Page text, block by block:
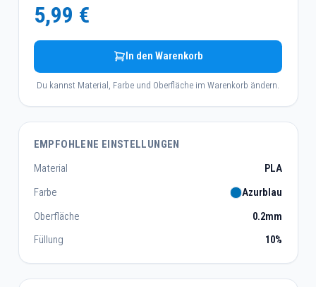
5,99 €
In den Warenkorb
Du kannst Material, Farbe und Oberfläche im Warenkorb ändern.
EMPFOHLENE EINSTELLUNGEN
Material
PLA
Farbe
Azurblau
Oberfläche
0.2mm
Füllung
10%